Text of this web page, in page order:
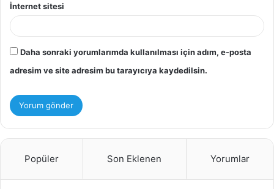
İnternet sitesi
Daha sonraki yorumlarımda kullanılması için adım, e-posta
adresim ve site adresim bu tarayıcıya kaydedilsin.
Popüler Son Eklenen Yorumlar